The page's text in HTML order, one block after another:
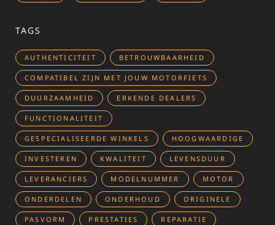
TAGS
AUTHENTICITEIT BETROUWBAARHEID
COMPATIBEL ZIJN MET JOUW MOTORFIETS
DUURZAAMHEID ERKENDE DEALERS
FUNCTIONALITEIT
GESPECIALISEERDE WINKELS HOOGWAARDIGE
INVESTEREN KWALITEIT LEVENSDUUR
LEVERANCIERS MODELNUMMER MOTOR
ONDERDELEN ONDERHOUD ORIGINELE
PASVORM PRESTATIES REPARATIE